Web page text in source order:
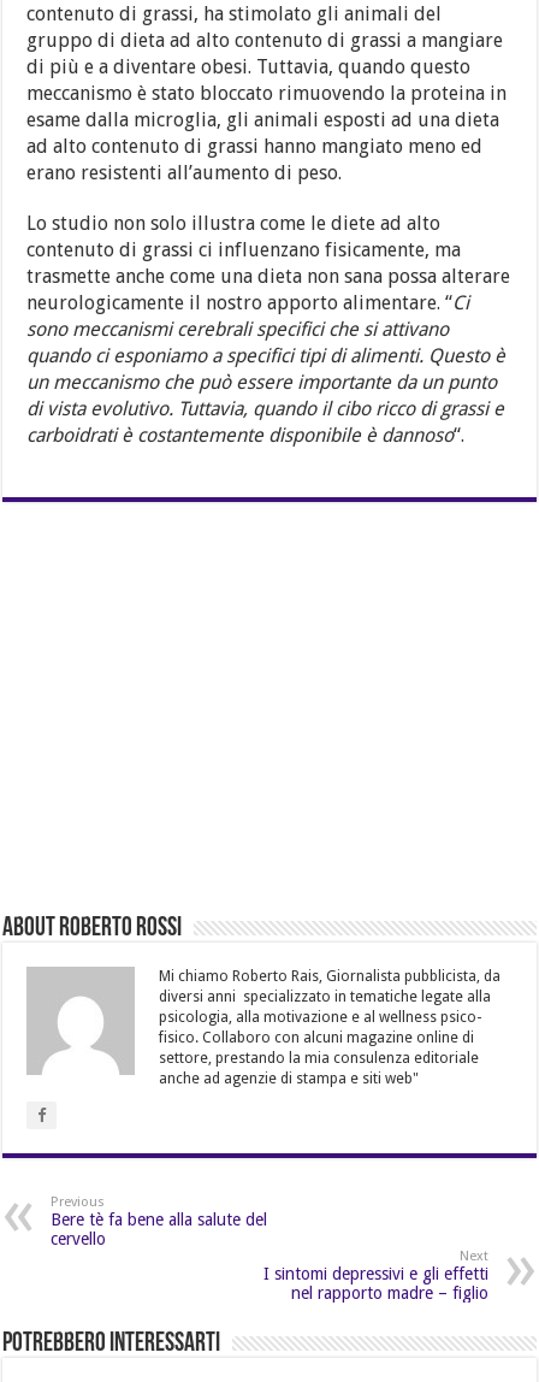
contenuto di grassi, ha stimolato gli animali del
gruppo di dieta ad alto contenuto di grassi a mangiare
di più e a diventare obesi. Tuttavia, quando questo
meccanismo è stato bloccato rimuovendo la proteina in
esame dalla microglia, gli animali esposti ad una dieta
ad alto contenuto di grassi hanno mangiato meno ed
erano resistenti all’aumento di peso.
Lo studio non solo illustra come le diete ad alto
contenuto di grassi ci influenzano fisicamente, ma
trasmette anche come una dieta non sana possa alterare
neurologicamente il nostro apporto alimentare. “Ci
sono meccanismi cerebrali specifici che si attivano
quando ci esponiamo a specifici tipi di alimenti. Questo è
un meccanismo che può essere importante da un punto
di vista evolutivo. Tuttavia, quando il cibo ricco di grassi e
carboidrati è costantemente disponibile è dannoso“.
About Roberto Rossi
Mi chiamo Roberto Rais, Giornalista pubblicista, da
diversi anni specializzato in tematiche legate alla
psicologia, alla motivazione e al wellness psico-
fisico. Collaboro con alcuni magazine online di
settore, prestando la mia consulenza editoriale
anche ad agenzie di stampa e siti web"
Previous
Bere tè fa bene alla salute del
cervello
Next
I sintomi depressivi e gli effetti
nel rapporto madre – figlio
Potrebbero Interessarti